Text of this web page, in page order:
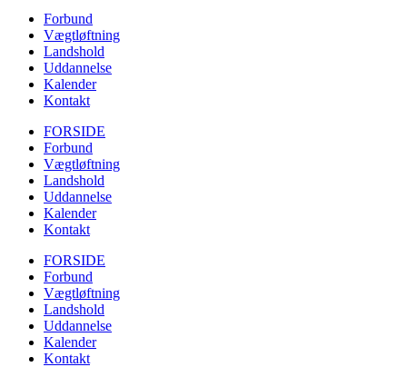
Forbund
Vægtløftning
Landshold
Uddannelse
Kalender
Kontakt
FORSIDE
Forbund
Vægtløftning
Landshold
Uddannelse
Kalender
Kontakt
FORSIDE
Forbund
Vægtløftning
Landshold
Uddannelse
Kalender
Kontakt